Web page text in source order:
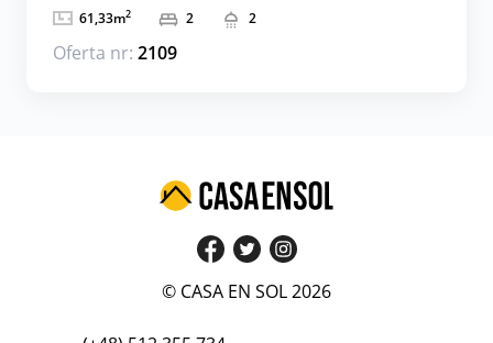
61,33m2 2 2
Oferta nr: 2109
© CASA EN SOL 2026